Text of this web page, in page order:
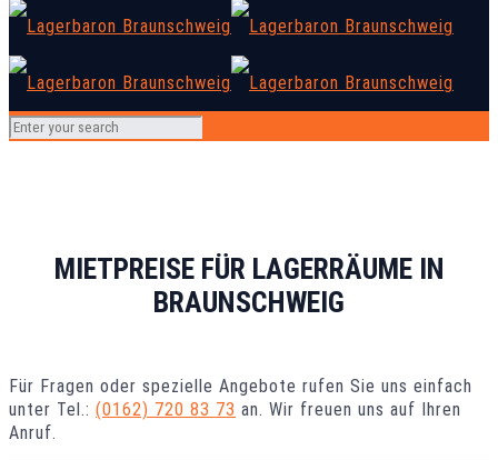
MIETPREISE FÜR LAGERRÄUME IN
BRAUNSCHWEIG
Für Fragen oder spezielle Angebote rufen Sie uns einfach
unter Tel.: (0162) 720 83 73 an. Wir freuen uns auf Ihren
Anruf.